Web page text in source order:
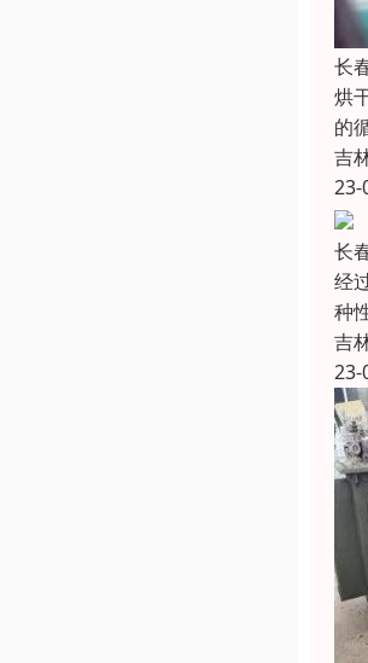
长
烘
的
吉
23-
长
经
种
吉
23-